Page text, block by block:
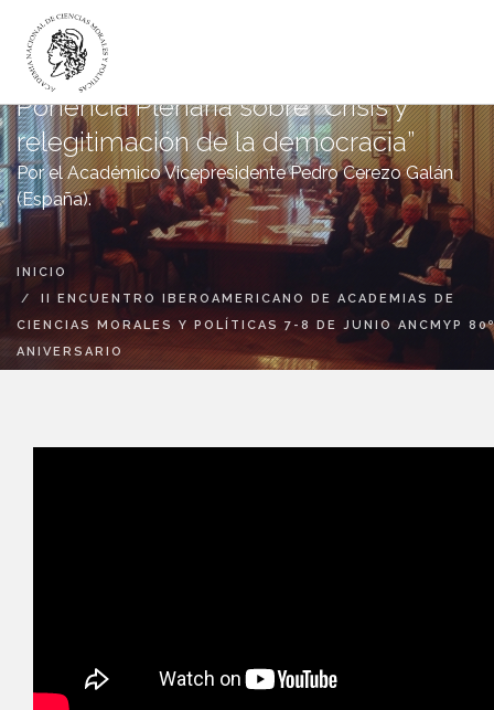
LA ACADEMIA
ACADÉMICOS
INSTITUTOS
DICTÁMENES
PUBLICACIONES
CANAL DIGITAL
BIBLIOTECA
Ponencia Plenaria sobre “Crisis y
relegitimación de la democracia”
Por el Académico Vicepresidente Pedro Cerezo Galán
(España).
INICIO
II ENCUENTRO IBEROAMERICANO DE ACADEMIAS DE
CIENCIAS MORALES Y POLÍTICAS 7-8 DE JUNIO ANCMYP 80º
ANIVERSARIO